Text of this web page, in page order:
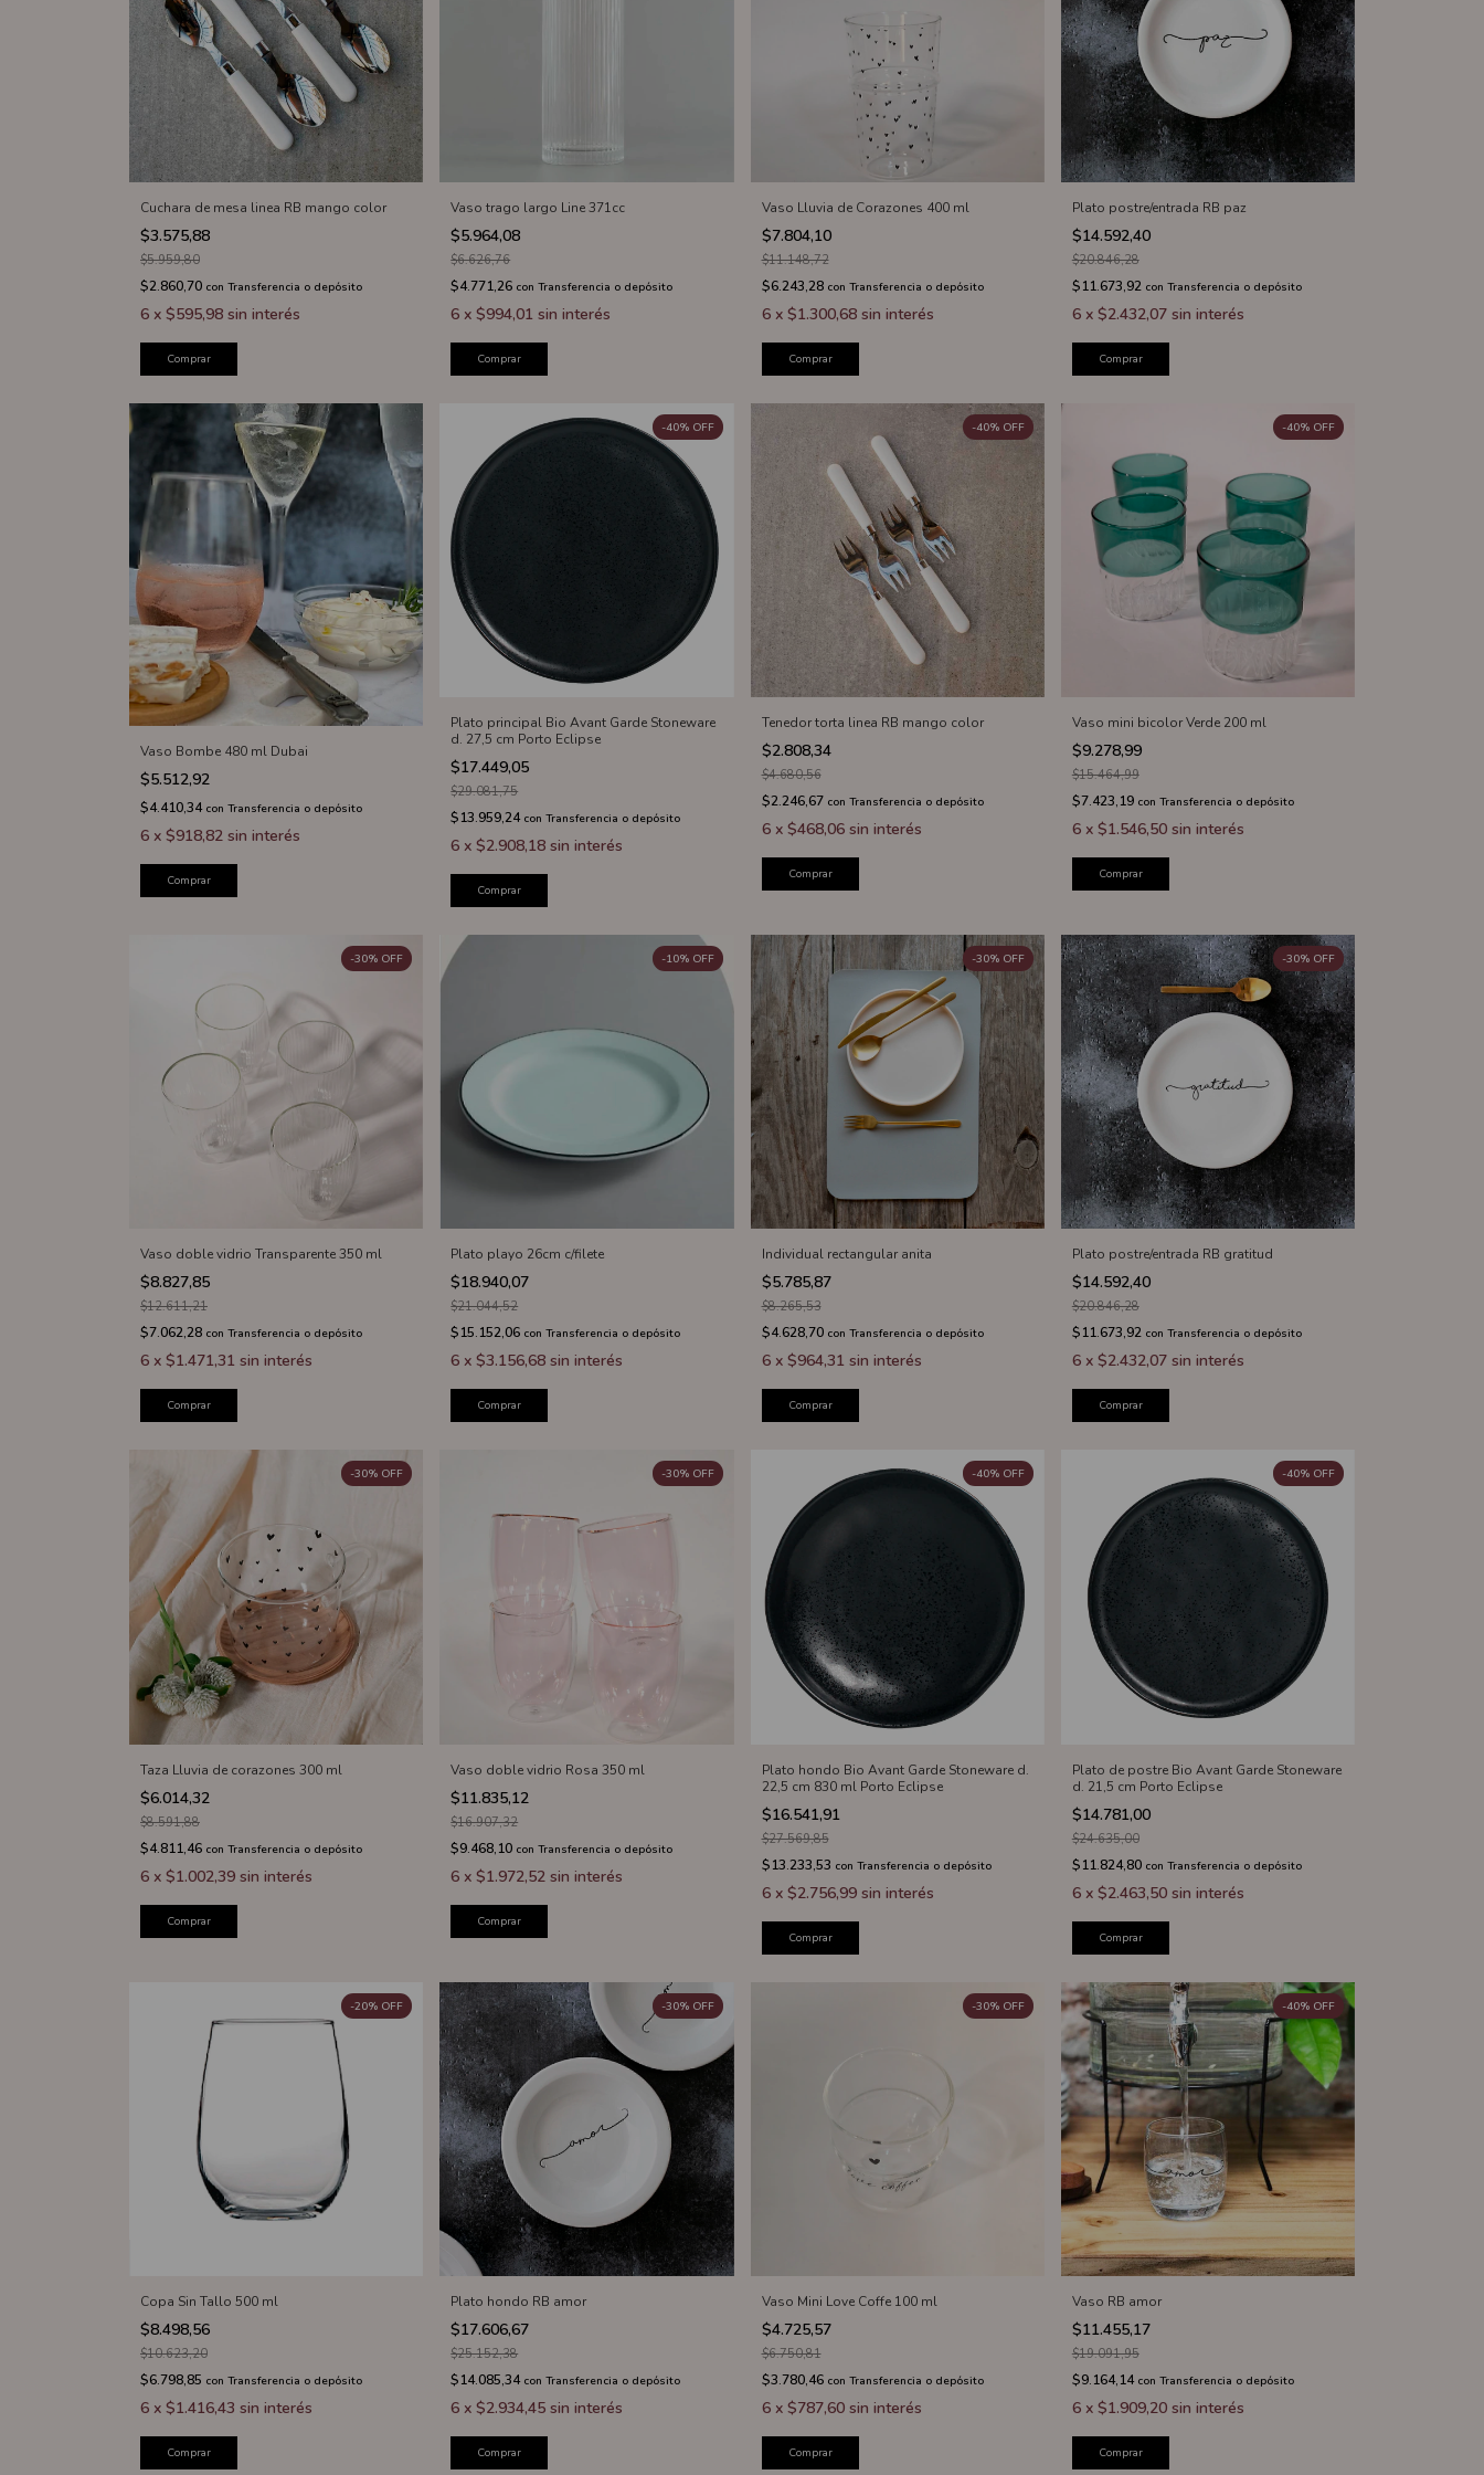
Cuchara de mesa linea RB mango color
$3.575,88
$5.959,80
$2.860,70 con Transferencia o depósito
6 x $595,98 sin interés
Comprar
Vaso trago largo Line 371cc
$5.964,08
$6.626,76
$4.771,26 con Transferencia o depósito
6 x$994,01 sin interés
Comprar
Vaso Lluvia de Corazones 400 ml
$7.804,10
$11.148,72
$6.243,28 con Transferencia o depósito
6 x $1.300,68 sin interés
Comprar
Plato postre/entrada RB paz
$14.592,40
$20.846,28
$11.673,92 con Transferencia o depósito
6 x $2.432,07 sin interés
Comprar
Vaso Bombe 480 ml Dubai
$5.512,92
$4.410,34 con Transferencia o depósito
6 x $918,82 sin interés
Comprar
Plato principal Bio Avant Garde Stoneware
d. 27,5 cm Porto Eclipse
$17.449,05
-40% OFF
$29.081,75
$13.959,24 con Transferencia o depósito
6 x$2.908,18 sin interés
Comprar
Tenedor torta linea RB mango color
$2.808,34
-40% OFF
$4.680,56
$2.246,67 con Transferencia o depósito
6 x $468,06 sin interés
Comprar
Vaso mini bicolor Verde 200 ml
$9.278,99
-40% OFF
$15.464,99
$7.423,19 con Transferencia o depósito
6 x $1.546,50 sin interés
Comprar
Vaso doble vidrio Transparente 350 ml
$8.827,85
-30% OFF
$12.611,21
$7.062,28 con Transferencia o depósito
6 x $1.471,31 sin interés
Comprar
Plato playo 26cm c/filete
$18.940,07
-10% OFF
$21.044,52
$15.152,06 con Transferencia o depósito
6 x$3.156,68 sin interés
Comprar
Individual rectangular anita
$5.785,87
-30% OFF
$8.265,53
$4.628,70 con Transferencia o depósito
6 x $964,31 sin interés
Comprar
Plato postre/entrada RB gratitud
$14.592,40
-30% OFF
$20.846,28
$11.673,92 con Transferencia o depósito
6 x $2.432,07 sin interés
Comprar
Taza Lluvia de corazones 300 ml
$6.014,32
-30% OFF
$8.591,88
$4.811,46 con Transferencia o depósito
6 x $1.002,39 sin interés
Comprar
Vaso doble vidrio Rosa 350 ml
$11.835,12
-30% OFF
$16.907,32
$9.468,10 con Transferencia o depósito
6 x$1.972,52 sin interés
Comprar
Plato hondo Bio Avant Garde Stoneware d.
22,5 cm 830 ml Porto Eclipse
$16.541,91
-40% OFF
$27.569,85
$13.233,53 con Transferencia o depósito
6 x $2.756,99 sin interés
Comprar
Plato de postre Bio Avant Garde Stoneware
d. 21,5 cm Porto Eclipse
$14.781,00
-40% OFF
$24.635,00
$11.824,80 con Transferencia o depósito
6 x $2.463,50 sin interés
Comprar
Copa Sin Tallo 500 ml
$8.498,56
-20% OFF
$10.623,20
$6.798,85 con Transferencia o depósito
6 x $1.416,43 sin interés
Comprar
Plato hondo RB amor
$17.606,67
-30% OFF
$25.152,38
$14.085,34 con Transferencia o depósito
6 x$2.934,45 sin interés
Comprar
Vaso Mini Love Coffe 100 ml
$4.725,57
-30% OFF
$6.750,81
$3.780,46 con Transferencia o depósito
6 x $787,60 sin interés
Comprar
Vaso RB amor
$11.455,17
-40% OFF
$19.091,95
$9.164,14 con Transferencia o depósito
6 x $1.909,20 sin interés
Comprar